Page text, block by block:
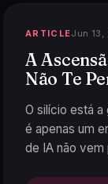
ARTICLEJun 13,
A
Não Te
O silício está a
é apenas um
de IA não vem